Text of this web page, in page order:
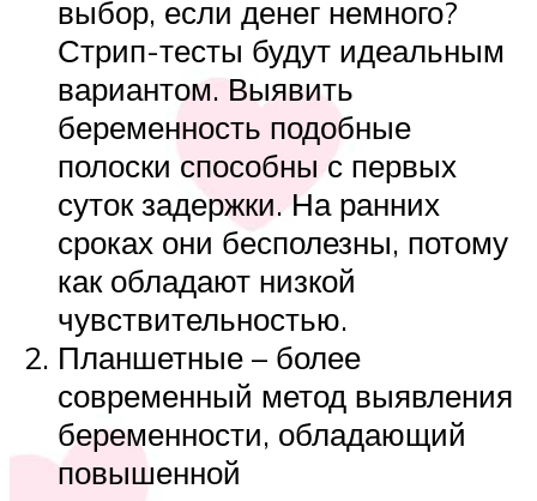
выбор, если денег немного?
Стрип-тесты будут идеальным
вариантом. Выявить
беременность подобные
полоски способны с первых
суток задержки. На ранних
сроках они бесполезны, потому
как обладают низкой
чувствительностью.
Планшетные – более
современный метод выявления
беременности, обладающий
повышенной